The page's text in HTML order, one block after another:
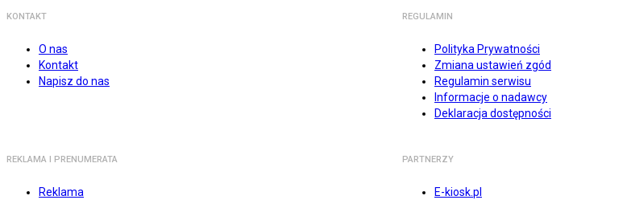
KONTAKT
O nas
Kontakt
Napisz do nas
REGULAMIN
Polityka Prywatności
Zmiana ustawień zgód
Regulamin serwisu
Informacje o nadawcy
Deklaracja dostępności
REKLAMA I PRENUMERATA
Reklama
PARTNERZY
E-kiosk.pl